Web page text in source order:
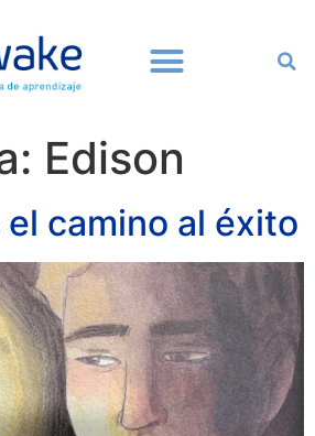
Edison
el camino al éxito